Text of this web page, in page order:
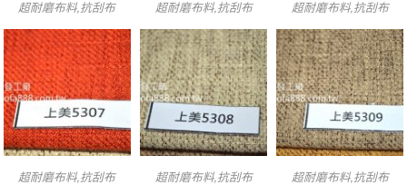
超耐磨布料,抗刮布 超耐磨布料,抗刮布 超耐磨布料,抗刮布
超耐磨布料,抗刮布 超耐磨布料,抗刮布 超耐磨布料,抗刮布